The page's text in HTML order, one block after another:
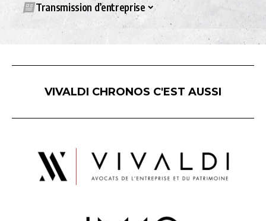
Transmission d’entreprise
VIVALDI CHRONOS C'EST AUSSI